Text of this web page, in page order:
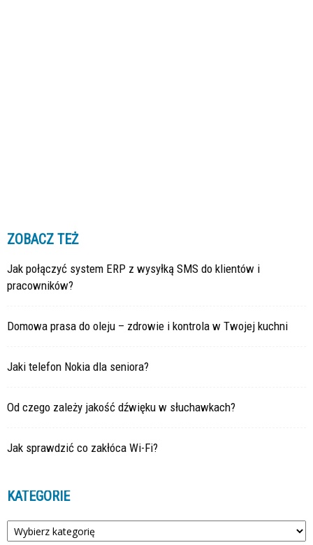
ZOBACZ TEŻ
Jak połączyć system ERP z wysyłką SMS do klientów i
pracowników?
Domowa prasa do oleju – zdrowie i kontrola w Twojej kuchni
Jaki telefon Nokia dla seniora?
Od czego zależy jakość dźwięku w słuchawkach?
Jak sprawdzić co zakłóca Wi-Fi?
KATEGORIE
Kategorie